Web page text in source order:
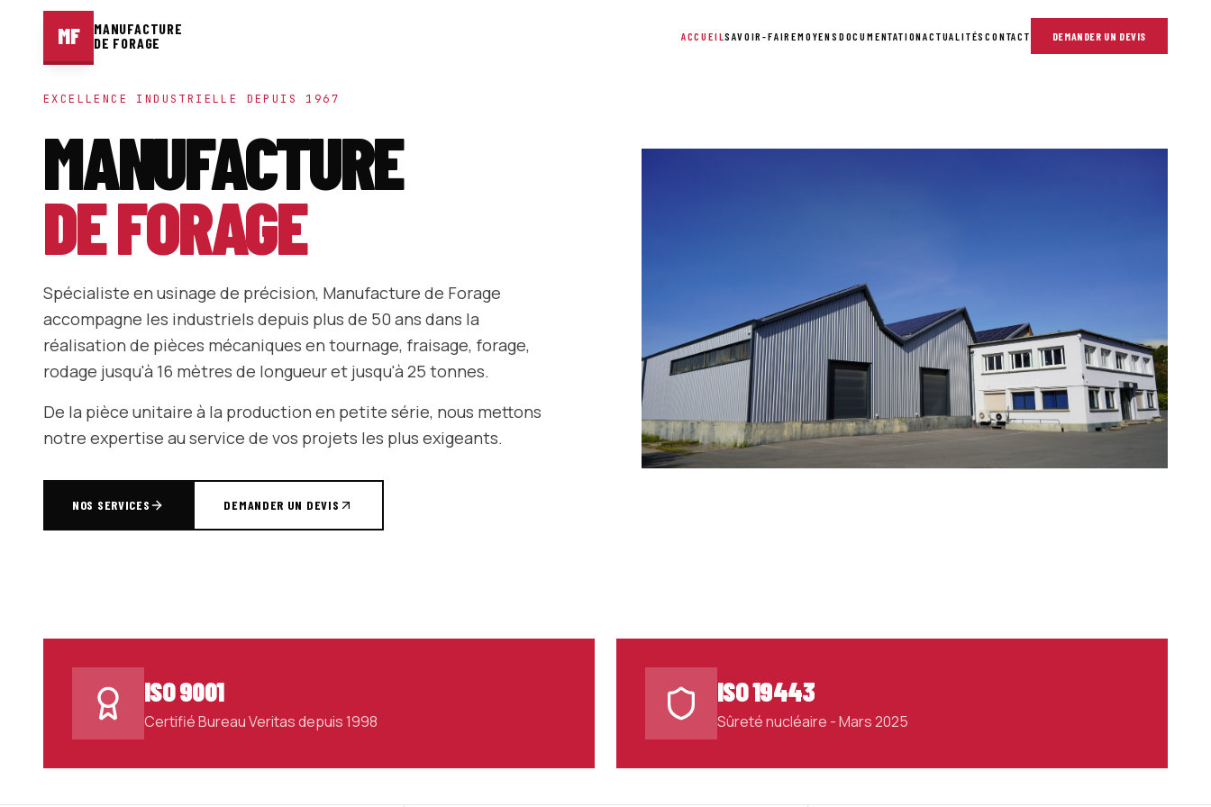
MF
MANUFACTURE
DE FORAGE
ACCUEILSAVOIR-FAIREMOYENS DOCUMENTATIONACTUALITÉSCONTACT DEMANDER UN DEVIS
EXCELLENCE INDUSTRIELLE DEPUIS 1967
MANUFACTURE
DE FORAGE
Spécialiste en usinage de précision, Manufacture de Forage
accompagne les industriels depuis plus de 50 ans dans la
réalisation de pièces mécaniques en tournage, fraisage, forage,
rodage jusqu'à 16 mètres de longueur et jusqu'à 25 tonnes.
De la pièce unitaire à la production en petite série, nous mettons
notre expertise au service de vos projets les plus exigeants.
NOS SERVICES DEMANDER UN DEVIS
ISO 9001
Certifié Bureau Veritas depuis 1998
ISO 19443
Sûreté nucléaire - Mars 2025